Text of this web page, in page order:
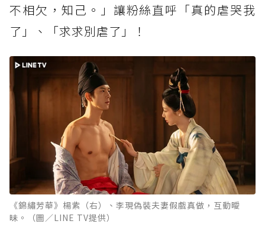
不相欠，知己。」讓粉絲直呼「真的虐哭我
了」、「求求別虐了」！
《錦繡芳華》楊紫（右）、李現偽裝夫妻假戲真做，互動曖
昧。（圖／LINE TV提供）